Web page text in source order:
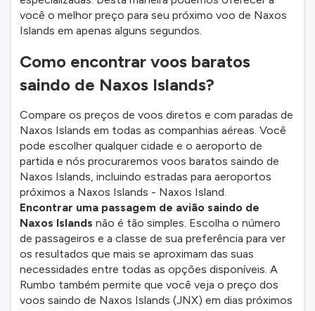
você o melhor preço para seu próximo voo de Naxos
Islands em apenas alguns segundos.
Como encontrar voos baratos
saindo de Naxos Islands?
Compare os preços de voos diretos e com paradas de
Naxos Islands em todas as companhias aéreas. Você
pode escolher qualquer cidade e o aeroporto de
partida e nós procuraremos voos baratos saindo de
Naxos Islands, incluindo estradas para aeroportos
próximos a Naxos Islands - Naxos Island.
Encontrar uma passagem de avião saindo de
Naxos Islands não é tão simples. Escolha o número
de passageiros e a classe de sua preferência para ver
os resultados que mais se aproximam das suas
necessidades entre todas as opções disponíveis. A
Rumbo também permite que você veja o preço dos
voos saindo de Naxos Islands (JNX) em dias próximos